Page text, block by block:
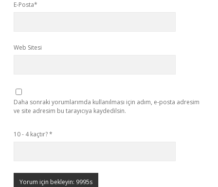
E-Posta*
Web Sitesi
Daha sonraki yorumlarımda kullanılması için adım, e-posta adresim
ve site adresim bu tarayıcıya kaydedilsin.
10 - 4 kaçtır?*